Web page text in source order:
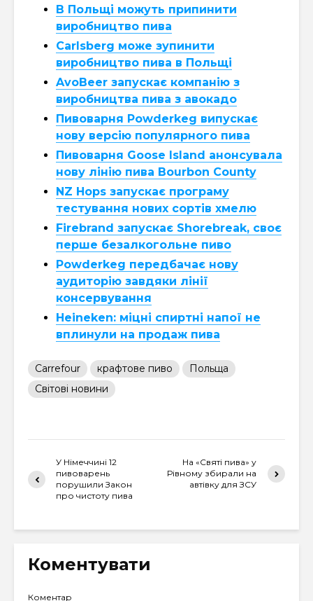
В Польщі можуть припинити
виробництво пива
Carlsberg може зупинити
виробництво пива в Польщі
AvoBeer запускає компанію з
виробництва пива з авокадо
Пивоварня Powderkeg випускає
нову версію популярного пива
Пивоварня Goose Island анонсувала
нову лінію пива Bourbon County
NZ Hops запускає програму
тестування нових сортів хмелю
Firebrand запускає Shorebreak, своє
перше безалкогольне пиво
Powderkeg передбачає нову
аудиторію завдяки лінії
консервування
Heineken: міцні спиртні напої не
вплинули на продаж пива
Carrefour крафтове пиво
Польща
Світові новини
У Німеччині 12
пивоварень
порушили Закон
про чистоту пива
На «Святі пива» у
Рівному збирали на
автівку для ЗСУ
Коментувати
Коментар